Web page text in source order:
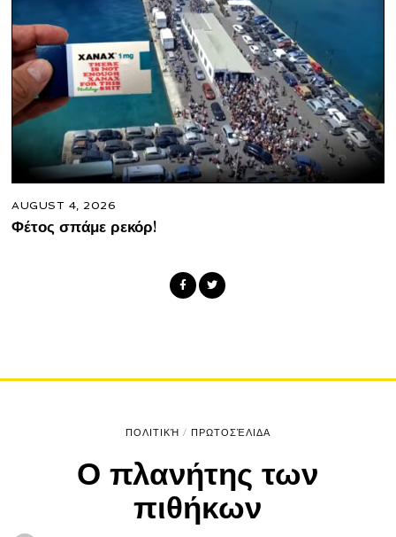
AUGUST 4, 2026
Φέτος σπάμε ρεκόρ!
ΠΟΛΙΤΙΚΉ / ΠΡΩΤΟΣΈΛΙΔΑ
Ο πλανήτης των
πιθήκων